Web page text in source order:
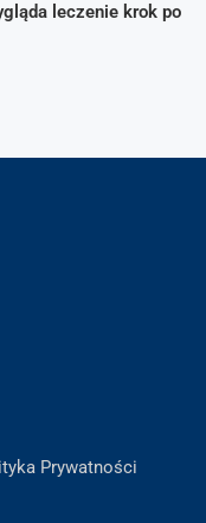
leczenie krok po
Prywatności